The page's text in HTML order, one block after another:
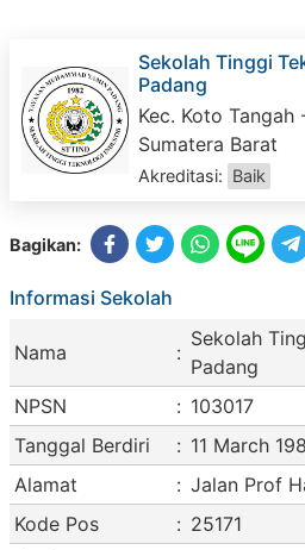
Sekolah Tinggi
Padang
Kec. Koto
Sumatera Barat
Akreditasi: Baik
Bagikan:
Informasi Sekolah
Nama :
Sekolah
Padang
NPSN
: 103017
Tanggal Berdiri
: 11 March
Alamat
: Jalan Prof
Kode Pos
: 25171